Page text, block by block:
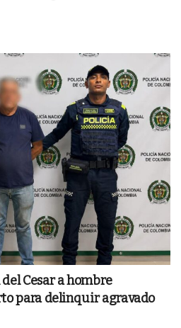
Cesar a hombre
para delinquir agravado